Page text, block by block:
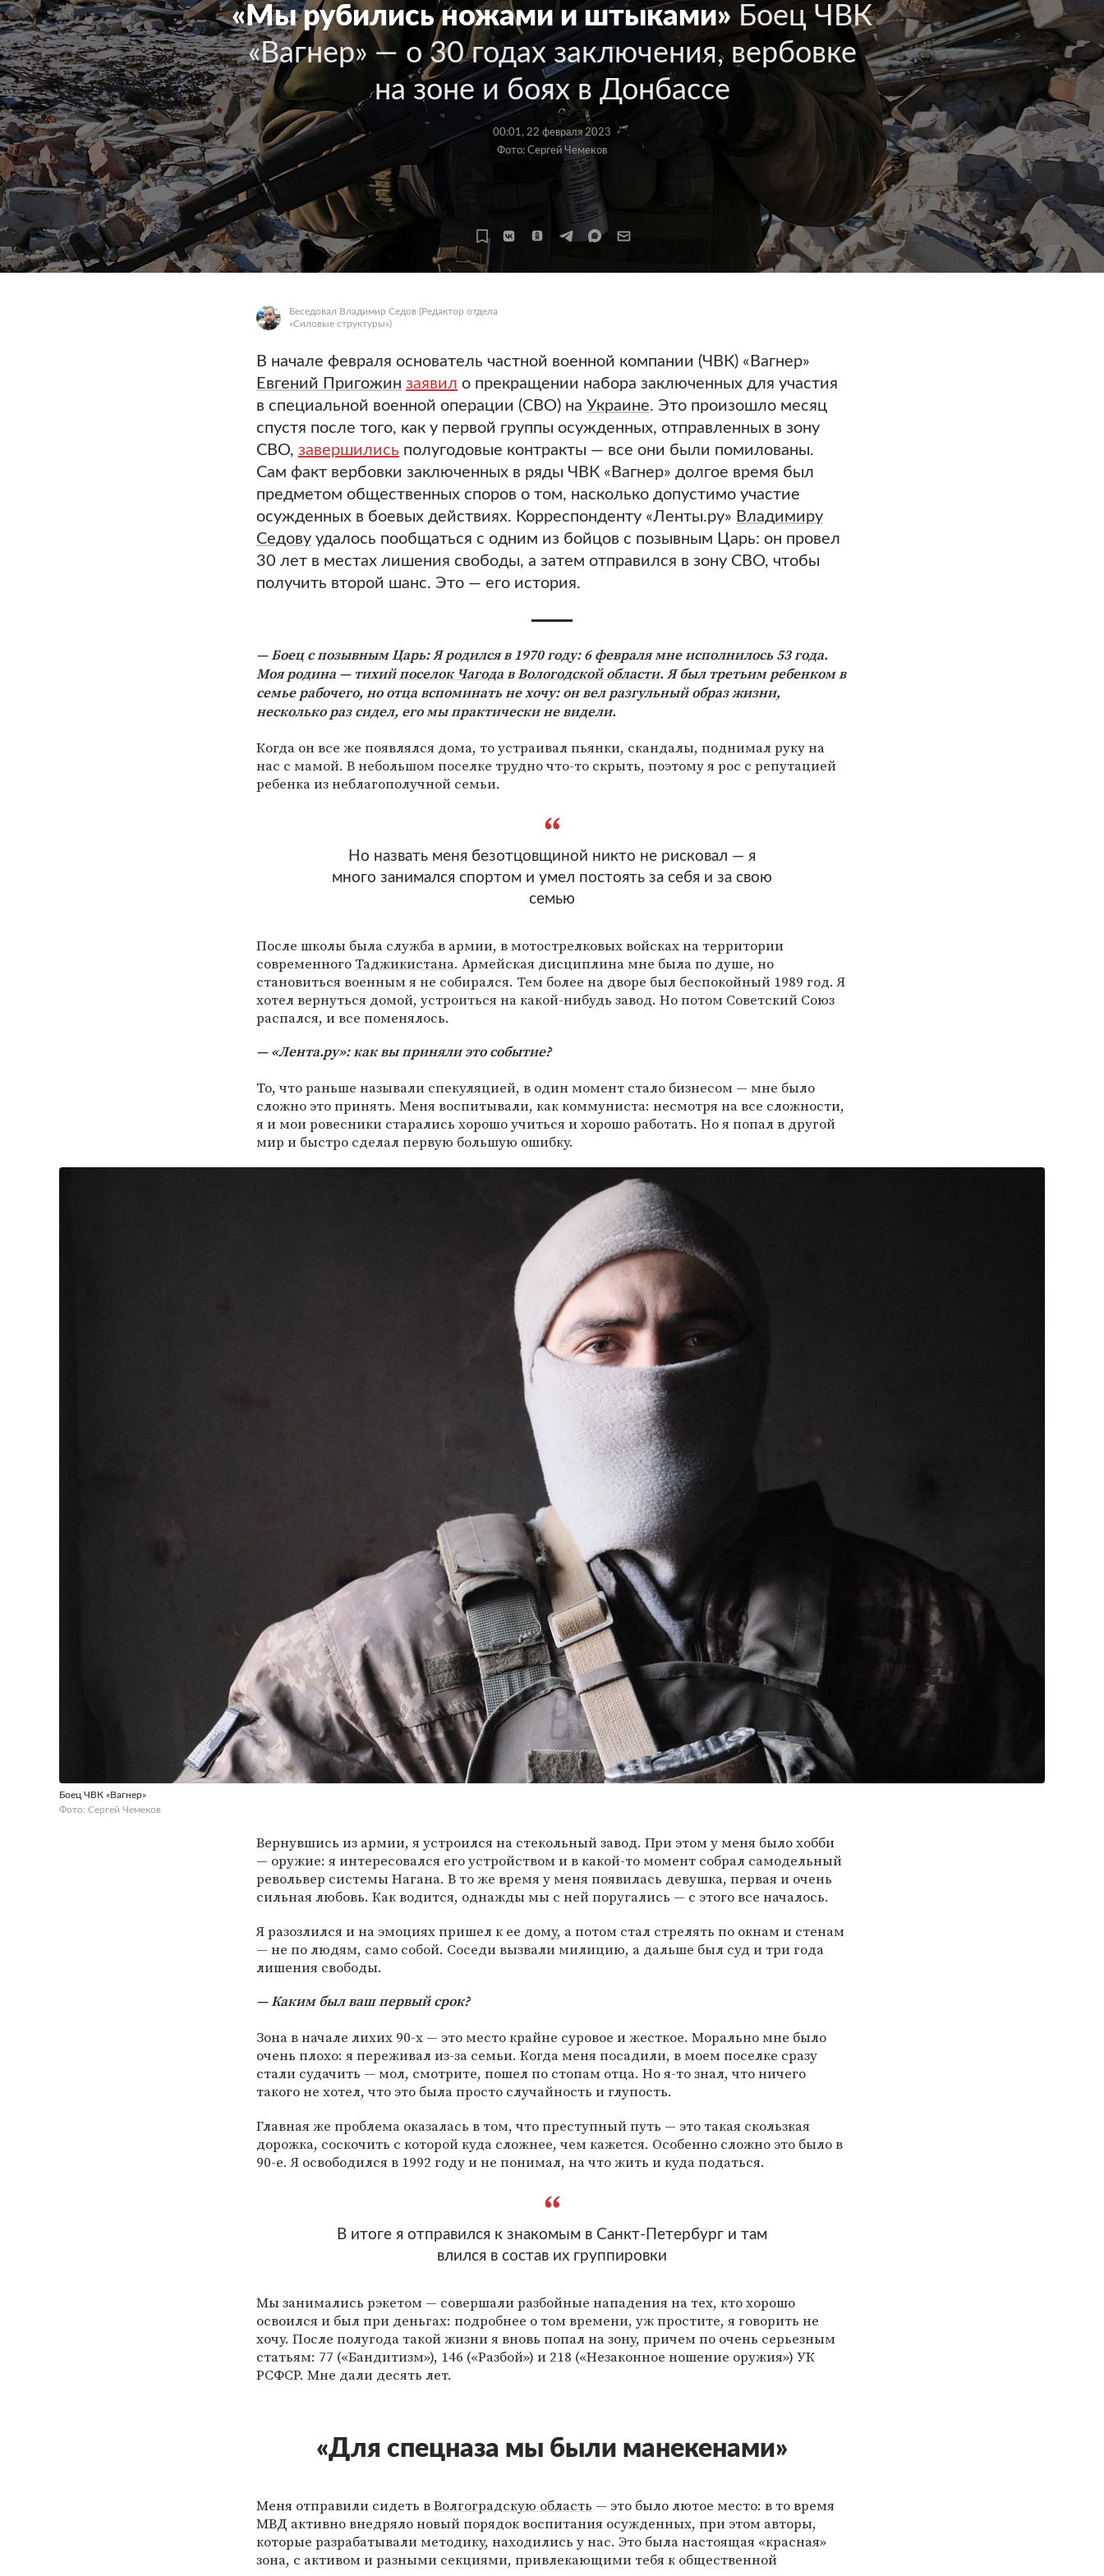
«Мы рубились ножами и штыками» Боец ЧВК
«Вагнер» — о 30 годах заключения, вербовке
на зоне и боях в Донбассе
00:01, 22 февраля 2023
Фото: Сергей Чемеков
Беседовал Владимир Седов (Редактор отдела
«Силовые структуры»)
В начале февраля основатель частной военной компании (ЧВК) «Вагнер»
Евгений Пригожин заявил о прекращении набора заключенных для участия
в специальной военной операции (СВО) на Украине. Это произошло месяц
спустя после того, как у первой группы осужденных, отправленных в зону
СВО, завершились полугодовые контракты — все они были помилованы.
Сам факт вербовки заключенных в ряды ЧВК «Вагнер» долгое время был
предметом общественных споров о том, насколько допустимо участие
осужденных в боевых действиях. Корреспонденту «Ленты.ру» Владимиру
Седову удалось пообщаться с одним из бойцов с позывным Царь: он провел
30 лет в местах лишения свободы, а затем отправился в зону СВО, чтобы
получить второй шанс. Это — его история.
Боец с позывным Царь:Я родился в 1970 году: 6 февраля мне исполнилось 53 года.
Моя родина — тихийпоселок ЧагодавВологодской области. Я был третьим ребенком в
семье рабочего, но отца вспоминать не хочу: он вел разгульный образ жизни,
несколько раз сидел, его мы практически не видели.
Когда он все же появлялся дома, то устраивал пьянки, скандалы, поднимал руку на
нас с мамой. В небольшом поселке трудно что-то скрыть, поэтому я рос с репутацией
ребенка из неблагополучной семьи.
Но назвать меня безотцовщиной никто не рисковал — я
много занимался спортом и умел постоять за себя и за свою
семью
После школы была служба в армии, в мотострелковых войсках на территории
современного Таджикистана. Армейская дисциплина мне была по душе, но
становиться военным я не собирался. Тем более на дворе был беспокойный 1989 год. Я
хотел вернуться домой, устроиться на какой-нибудь завод. Но потом Советский Союз
распался, и все поменялось.
«Лента.ру»: как вы приняли это событие?
То, что раньше называли спекуляцией, в один момент стало бизнесом — мне было
сложно это принять. Меня воспитывали, как коммуниста: несмотря на все сложности,
я и мои ровесники старались хорошо учиться и хорошо работать. Но я попал в другой
мир и быстро сделал первую большую ошибку.
Боец ЧВК «Вагнер»
Фото: Сергей Чемеков
Вернувшись из армии, я устроился на стекольный завод. При этом у меня было хобби
— оружие: я интересовался его устройством и в какой-то момент собрал самодельный
револьвер системы Нагана. В то же время у меня появилась девушка, первая и очень
сильная любовь. Как водится, однажды мы с ней поругались — с этого все началось.
Я разозлился и на эмоциях пришел к ее дому, а потом стал стрелять по окнам и стенам
— не по людям, само собой. Соседи вызвали милицию, а дальше был суд и три года
лишения свободы.
Каким был ваш первый срок?
Зона в начале лихих 90-х — это место крайне суровое и жесткое. Морально мне было
очень плохо: я переживал из-за семьи. Когда меня посадили, в моем поселке сразу
стали судачить — мол, смотрите, пошел по стопам отца. Но я-то знал, что ничего
такого не хотел, что это была просто случайность и глупость.
Главная же проблема оказалась в том, что преступный путь — это такая скользкая
дорожка, соскочить с которой куда сложнее, чем кажется. Особенно сложно это было в
90-е. Я освободился в 1992 году и не понимал, на что жить и куда податься.
В итоге я отправился к знакомым в Санкт-Петербург и там
влился в состав их группировки
Мы занимались рэкетом — совершали разбойные нападения на тех, кто хорошо
освоился и был при деньгах: подробнее о том времени, уж простите, я говорить не
хочу. После полугода такой жизни я вновь попал на зону, причем по очень серьезным
статьям: 77 («Бандитизм»), 146 («Разбой») и 218 («Незаконное ношение оружия») УК
РСФСР. Мне дали десять лет.
«Для спецназа мы были манекенами»
Меня отправили сидеть вВолгоградскую область — это было лютое место: в то время
МВД активно внедряло новый порядок воспитания осужденных, при этом авторы,
которые разрабатывали методику, находились у нас. Это была настоящая «красная»
зона, с активом и разными секциями, привлекающими тебя к общественной